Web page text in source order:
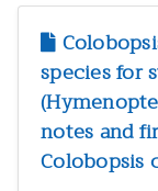
species for
notes and
Colobopsis